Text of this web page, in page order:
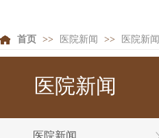
首页 >> 医院新闻 >> 医院新闻
医院新闻
医院新闻